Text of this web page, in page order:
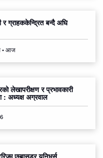
र ग्राहककेन्द्रित बन्दै अघि
• आज
लेखापरीक्षण र प्रभावकारी
: अध्यक्ष अग्रवाल
एम्बासडर युनिभर्स